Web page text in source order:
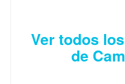
Ver todos
de